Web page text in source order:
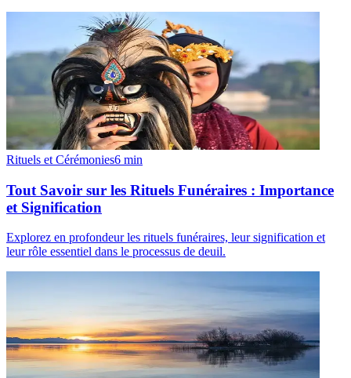
Rituels et Cérémonies6 min
Tout Savoir sur les Rituels Funéraires : Importance
et Signification
Explorez en profondeur les rituels funéraires, leur signification et
leur rôle essentiel dans le processus de deuil.